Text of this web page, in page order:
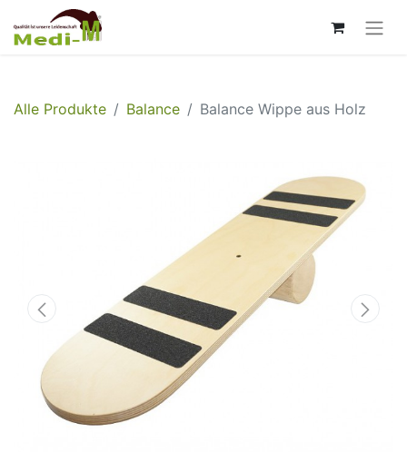
Alle Produkte Balance Balance Wippe aus Holz